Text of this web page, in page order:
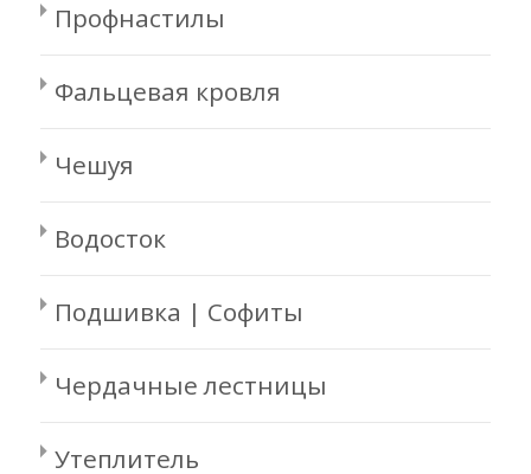
Профнастилы
Фальцевая кровля
Чешуя
Водосток
Подшивка | Софиты
Чердачные лестницы
Утеплитель